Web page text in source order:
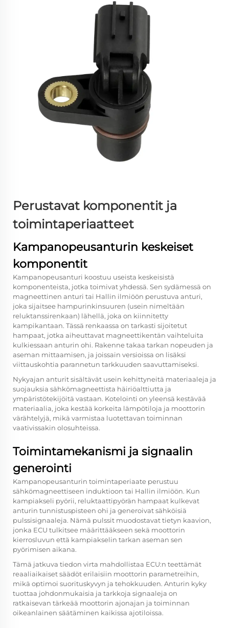
Perustavat komponentit ja
toimintaperiaatteet
Kampanopeusanturin keskeiset
komponentit
Kampanopeusanturi koostuu useista keskeisistä
komponenteista, jotka toimivat yhdessä. Sen sydämessä on
magneettinen anturi tai Hallin ilmiöön perustuva anturi,
joka sijaitsee hampurinkinsuuren (usein nimeltään
reluktanssirenkaan) lähellä, joka on kiinnitetty
kampikantaan. Tässä renkaassa on tarkasti sijoitetut
hampaat, jotka aiheuttavat magneettikentän vaihteluita
kulkiessaan anturin ohi. Rakenne takaa tarkan nopeuden ja
aseman mittaamisen, ja joissain versioissa on lisäksi
viittauskohtia parannetun tarkkuuden saavuttamiseksi.
Nykyajan anturit sisältävät usein kehittyneitä materiaaleja ja
suojauksia sähkömagneettista häiriöalttiutta ja
ympäristötekijöitä vastaan. Kotelointi on yleensä kestävää
materiaalia, joka kestää korkeita lämpötiloja ja moottorin
värähtelyjä, mikä varmistaa luotettavan toiminnan
vaativissakin olosuhteissa.
Toimintamekanismi ja signaalin
generointi
Kampanopeusanturin toimintaperiaate perustuu
sähkömagneettiseen induktioon tai Hallin ilmiöön. Kun
kampiakseli pyörii, reluktaattipyörän hampaat kulkevat
anturin tunnistuspisteen ohi ja generoivat sähköisiä
pulssisignaaleja. Nämä pulssit muodostavat tietyn kaavion,
jonka ECU tulkitsee määrittääkseen sekä moottorin
kierrosluvun että kampiakselin tarkan aseman sen
pyörimisen aikana.
Tämä jatkuva tiedon virta mahdollistaa ECU:n teettämät
reaaliaikaiset säädöt erilaisiin moottorin parametreihin,
mikä optimoi suorituskyvyn ja tehokkuuden. Anturin kyky
tuottaa johdonmukaisia ja tarkkoja signaaleja on
ratkaisevan tärkeää moottorin ajonajan ja toiminnan
oikeanlainen säätäminen kaikissa ajotiloissa.